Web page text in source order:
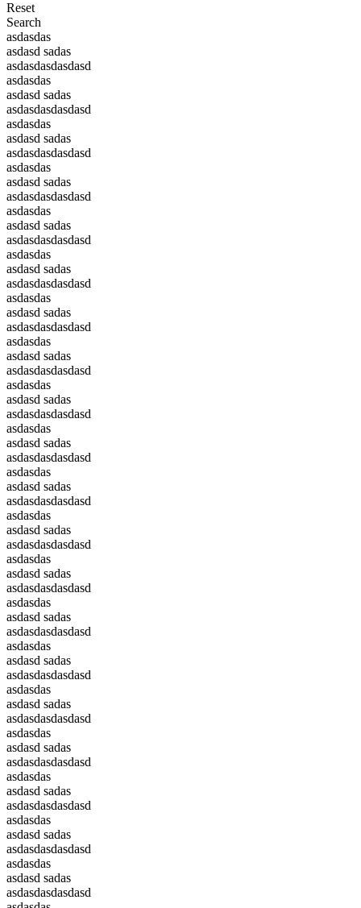
Reset
Search
asdasdas
asdasd sadas
asdasdasdasdasd
asdasdas
asdasd sadas
asdasdasdasdasd
asdasdas
asdasd sadas
asdasdasdasdasd
asdasdas
asdasd sadas
asdasdasdasdasd
asdasdas
asdasd sadas
asdasdasdasdasd
asdasdas
asdasd sadas
asdasdasdasdasd
asdasdas
asdasd sadas
asdasdasdasdasd
asdasdas
asdasd sadas
asdasdasdasdasd
asdasdas
asdasd sadas
asdasdasdasdasd
asdasdas
asdasd sadas
asdasdasdasdasd
asdasdas
asdasd sadas
asdasdasdasdasd
asdasdas
asdasd sadas
asdasdasdasdasd
asdasdas
asdasd sadas
asdasdasdasdasd
asdasdas
asdasd sadas
asdasdasdasdasd
asdasdas
asdasd sadas
asdasdasdasdasd
asdasdas
asdasd sadas
asdasdasdasdasd
asdasdas
asdasd sadas
asdasdasdasdasd
asdasdas
asdasd sadas
asdasdasdasdasd
asdasdas
asdasd sadas
asdasdasdasdasd
asdasdas
asdasd sadas
asdasdasdasdasd